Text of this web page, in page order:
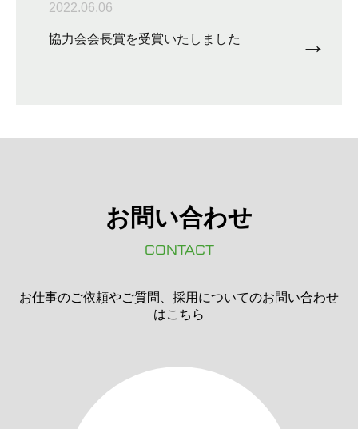
2022.06.06
協力会会長賞を受賞いたしました →
お問い合わせ
CONTACT
お仕事のご依頼やご質問、採用についてのお問い合わせ
はこちら